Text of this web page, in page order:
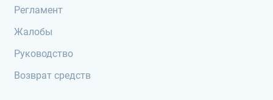
Регламент
Жалобы
Руководство
Возврат средств